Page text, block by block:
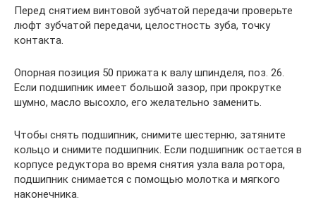
Перед снятием винтовой зубчатой ​​передачи проверьте
люфт зубчатой ​​передачи, целостность зуба, точку
контакта.
Опорная позиция 50 прижата к валу шпинделя, поз. 26.
Если подшипник имеет большой зазор, при прокрутке
шумно, масло высохло, его желательно заменить.
Чтобы снять подшипник, снимите шестерню, затяните
кольцо и снимите подшипник. Если подшипник остается в
корпусе редуктора во время снятия узла вала ротора,
подшипник снимается с помощью молотка и мягкого
наконечника.